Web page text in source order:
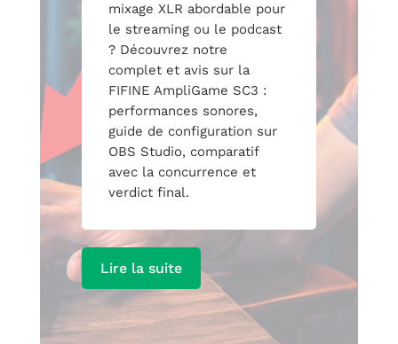
mixage XLR abordable pour
le streaming ou le podcast
? Découvrez notre
complet et avis sur la
FIFINE AmpliGame SC3 :
performances sonores,
guide de configuration sur
OBS Studio, comparatif
avec la concurrence et
verdict final.
Lire la suite